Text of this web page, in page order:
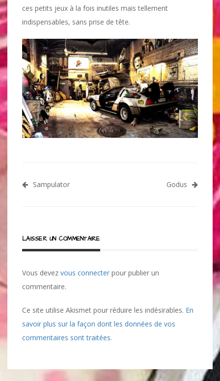
ces petits jeux à la fois inutiles mais tellement
indispensables, sans prise de tête.
Navigation
Sampulator Godus
LAISSER UN COMMENTAIRE
Vous devez vous connecter pour publier un
commentaire.
Ce site utilise Akismet pour réduire les indésirables. En
savoir plus sur la façon dont les données de vos
commentaires sont traitées.